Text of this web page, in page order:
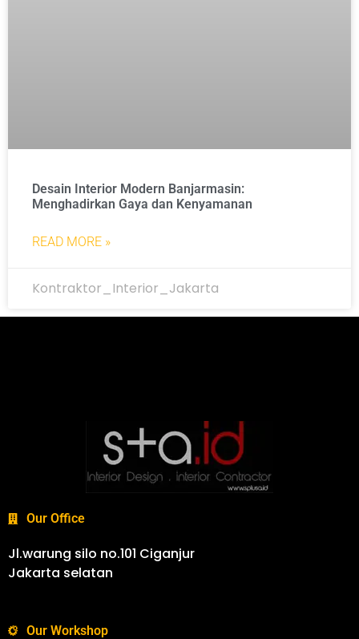
Desain Interior Modern Banjarmasin:
Menghadirkan Gaya dan Kenyamanan
READ MORE »
Kontraktor_Interior_Jakarta
Our Office
Jl.warung silo no.101 Ciganjur
Jakarta selatan
Our Workshop